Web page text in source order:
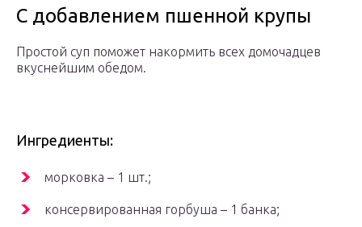
С добавлением пшенной крупы
Простой суп поможет накормить всех домочадцев
вкуснейшим обедом.
Ингредиенты:
морковка – 1 шт.;
консервированная горбуша – 1 банка;